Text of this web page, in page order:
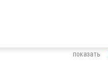
показать